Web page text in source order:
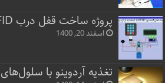
پروژه ساخت قفل‌ درب RFID با آردوینو
اسفند 20, 1400
تغذیه آردوینو با